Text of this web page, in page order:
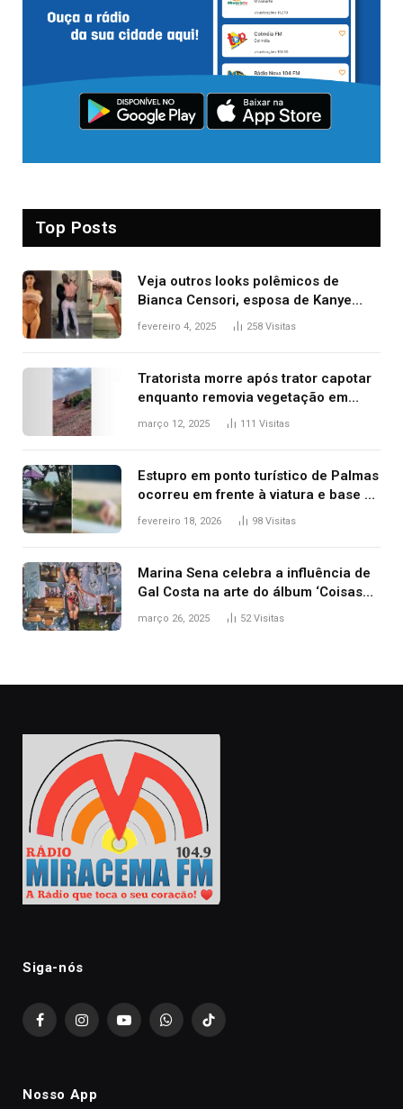
Top Posts
Veja outros looks polêmicos de
Bianca Censori, esposa de Kanye
West que apareceu nua no Grammy
fevereiro 4, 2025 258 Visitas
Tratorista morre após trator capotar
enquanto removia vegetação em
ribanceira de rodovia
março 12, 2025 111 Visitas
Estupro em ponto turístico de Palmas
ocorreu em frente à viatura e base de
segurança; polícia investiga
fevereiro 18, 2026 98 Visitas
Marina Sena celebra a influência de
Gal Costa na arte do álbum ‘Coisas
naturais’
março 26, 2025 52Visitas
Siga-nós
FacebookInstagramYouTubeWhatsAppTikTok
Nosso App